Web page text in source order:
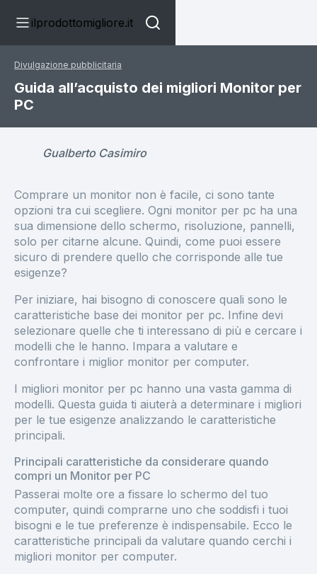
ilprodottomigliore.it
Divulgazione pubblicitaria
Guida all’acquisto dei migliori Monitor per
PC
Gualberto Casimiro
Comprare un monitor non è facile, ci sono tante
opzioni tra cui scegliere. Ogni monitor per pc ha una
sua dimensione dello schermo, risoluzione, pannelli,
solo per citarne alcune. Quindi, come puoi essere
sicuro di prendere quello che corrisponde alle tue
esigenze?
Per iniziare, hai bisogno di conoscere quali sono le
caratteristiche base dei monitor per pc. Infine devi
selezionare quelle che ti interessano di più e cercare i
modelli che le hanno. Impara a valutare e
confrontare i miglior monitor per computer.
I migliori monitor per pc hanno una vasta gamma di
modelli. Questa guida ti aiuterà a determinare i migliori
per le tue esigenze analizzando le caratteristiche
principali.
Principali caratteristiche da considerare quando
compri un Monitor per PC
Passerai molte ore a fissare lo schermo del tuo
computer, quindi comprarne uno che soddisfi i tuoi
bisogni e le tue preferenze è indispensabile. Ecco le
caratteristiche principali da valutare quando cerchi i
migliori monitor per computer.